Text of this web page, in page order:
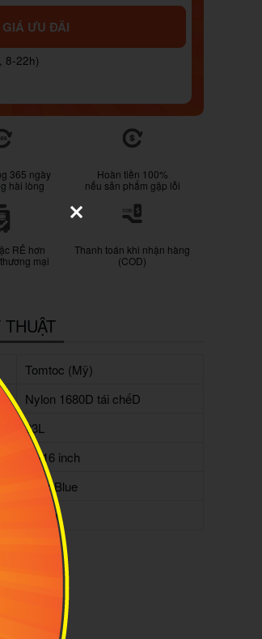
ƯU ĐÃI
8-22h)
365 ngày
hài lòng
Hoàn tiền 100%
nếu sản phẩm gặp lỗi
RẺ hơn
mại
Thanh toán khi nhận hàng
(COD)
THUẬT
Tomtoc (Mỹ)
Nylon 1680D tái chếD
23L
13-16 inch
Dark Blue
1 năm